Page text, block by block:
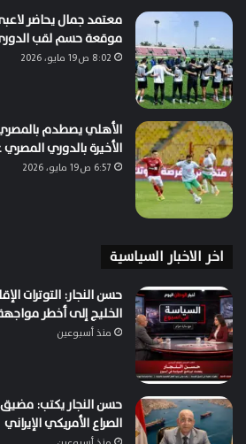
معتمد جمال يحاضر
موقعة حسم لقب
8:02 ص19 مايو، 2026
الأهلي يصطدم
الأخيرة بالدوري المصري
6:57 ص19 مايو، 2026
اخر الاخبار السياسية
حسن النجار: التوترات
الخليج إلى أخطر
منذ أسبوعين
حسن النجار يكتب:
الصراع الأمريكي الإيراني